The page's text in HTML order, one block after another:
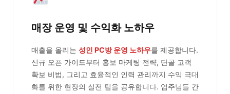
매장 운영 및 수익화 노하우
매출을 올리는 성인 PC방 운영 노하우를 제공합니다.
신규 오픈 가이드부터 홍보 마케팅 전략, 단골 고객
확보 비법, 그리고 효율적인 인력 관리까지 수익 극대
화를 위한 현장의 실전 팁을 공유합니다. 업주님들 간